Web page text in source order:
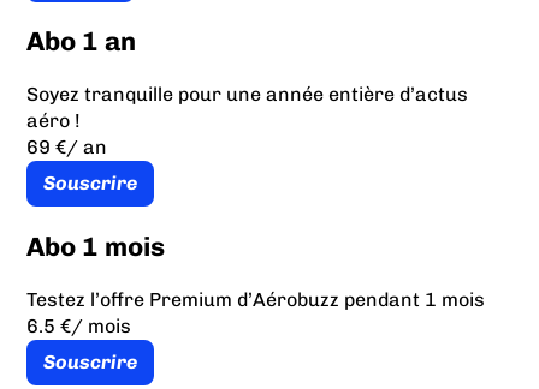
Abo 1 an
Soyez tranquille pour une année entière d’actus
aéro !
69 €/ an
Souscrire
Abo 1 mois
Testez l’offre Premium d’Aérobuzz pendant 1 mois
6.5 €/ mois
Souscrire